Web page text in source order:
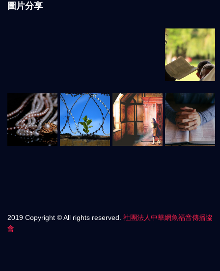
圖片分享
2019 Copyright © All rights reserved. 社團法人中華網魚福音傳播協
會